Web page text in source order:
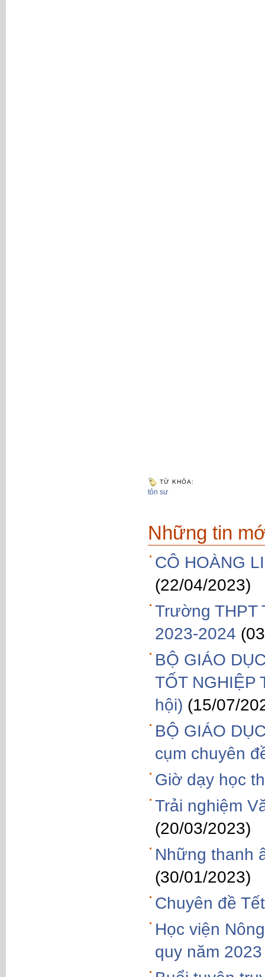
TỪ KHÓA:
tôn sư
Những tin
CÔ HOÀNG
(22/04/2023)
Trường THPT
2023-2024
BỘ GIÁO
TỐT NGHIỆP
hội) (15/07/
BỘ GIÁO
cụm chuyên
Giờ dạy học
Trải nghiệm
(20/03/2023)
Những thanh
(30/01/2023)
Chuyên đề
Học viện
quy năm 2023